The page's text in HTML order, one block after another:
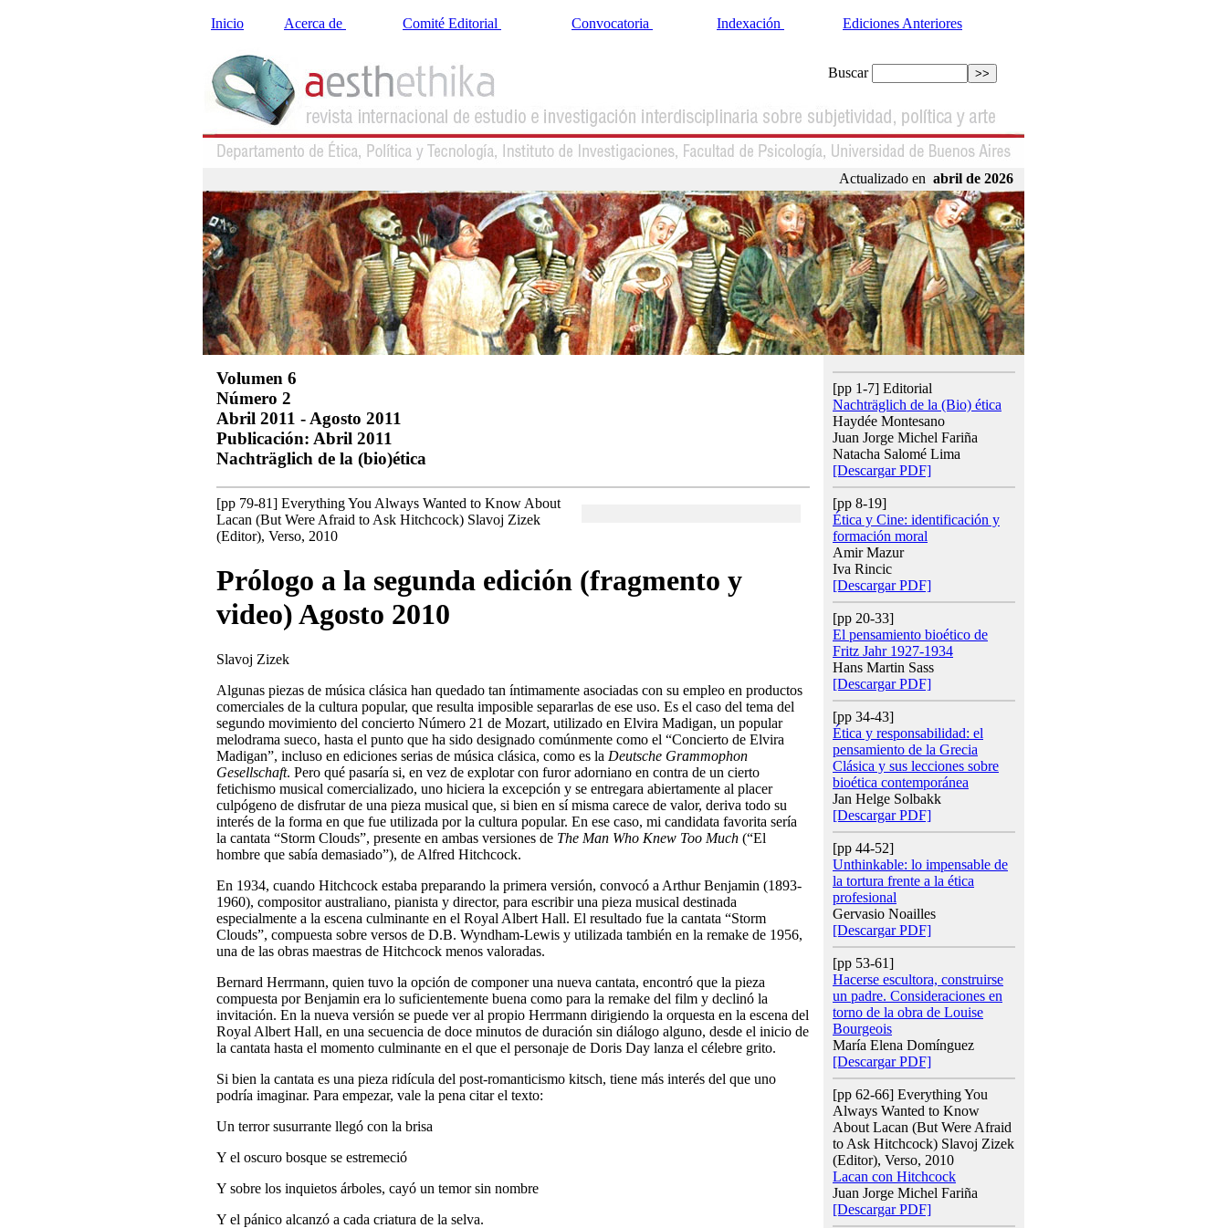
Inicio Acerca de Comité Editorial Convocatoria Indexación Ediciones Anteriores
Buscar
Actualizado en abril de 2026
Volumen 6
Número 2
Abril 2011 - Agosto 2011
Publicación: Abril 2011
Nachträglich de la (bio)ética
[pp 79-81] Everything You Always Wanted to Know About
Lacan (But Were Afraid to Ask Hitchcock) Slavoj Zizek
(Editor), Verso, 2010
Prólogo a la segunda edición (fragmento y
video) Agosto 2010
Slavoj Zizek
Algunas piezas de música clásica han quedado tan íntimamente asociadas con su empleo en productos
comerciales de la cultura popular, que resulta imposible separarlas de ese uso. Es el caso del tema del
segundo movimiento del concierto Número 21 de Mozart, utilizado en Elvira Madigan, un popular
melodrama sueco, hasta el punto que ha sido designado comúnmente como el “Concierto de Elvira
Madigan”, incluso en ediciones serias de música clásica, como es la Deutsche Grammophon
Gesellschaft. Pero qué pasaría si, en vez de explotar con furor adorniano en contra de un cierto
fetichismo musical comercializado, uno hiciera la excepción y se entregara abiertamente al placer
culpógeno de disfrutar de una pieza musical que, si bien en sí misma carece de valor, deriva todo su
interés de la forma en que fue utilizada por la cultura popular. En ese caso, mi candidata favorita sería
la cantata “Storm Clouds”, presente en ambas versiones de The Man Who Knew Too Much (“El
hombre que sabía demasiado”), de Alfred Hitchcock.
En 1934, cuando Hitchcock estaba preparando la primera versión, convocó a Arthur Benjamin (1893-
1960), compositor australiano, pianista y director, para escribir una pieza musical destinada
especialmente a la escena culminante en el Royal Albert Hall. El resultado fue la cantata “Storm
Clouds”, compuesta sobre versos de D.B. Wyndham-Lewis y utilizada también en la remake de 1956,
una de las obras maestras de Hitchcock menos valoradas.
Bernard Herrmann, quien tuvo la opción de componer una nueva cantata, encontró que la pieza
compuesta por Benjamin era lo suficientemente buena como para la remake del film y declinó la
invitación. En la nueva versión se puede ver al propio Herrmann dirigiendo la orquesta en la escena del
Royal Albert Hall, en una secuencia de doce minutos de duración sin diálogo alguno, desde el inicio de
la cantata hasta el momento culminante en el que el personaje de Doris Day lanza el célebre grito.
Si bien la cantata es una pieza ridícula del post-romanticismo kitsch, tiene más interés del que uno
podría imaginar. Para empezar, vale la pena citar el texto:
Un terror susurrante llegó con la brisa
Y el oscuro bosque se estremeció
Y sobre los inquietos árboles, cayó un temor sin nombre
Y el pánico alcanzó a cada criatura de la selva.
[pp 1-7] Editorial
Nachträglich de la (Bio) ética
Haydée Montesano
Juan Jorge Michel Fariña
Natacha Salomé Lima
[Descargar PDF]
[pp 8-19]
Ética y Cine: identificación y
formación moral
Amir Mazur
Iva Rincic
[Descargar PDF]
[pp 20-33]
El pensamiento bioético de
Fritz Jahr 1927-1934
Hans Martin Sass
[Descargar PDF]
[pp 34-43]
Ética y responsabilidad: el
pensamiento de la Grecia
Clásica y sus lecciones sobre
bioética contemporánea
Jan Helge Solbakk
[Descargar PDF]
[pp 44-52]
Unthinkable: lo impensable de
la tortura frente a la ética
profesional
Gervasio Noailles
[Descargar PDF]
[pp 53-61]
Hacerse escultora, construirse
un padre. Consideraciones en
torno de la obra de Louise
Bourgeois
María Elena Domínguez
[Descargar PDF]
[pp 62-66] Everything You
Always Wanted to Know
About Lacan (But Were Afraid
to Ask Hitchcock) Slavoj Zizek
(Editor), Verso, 2010
Lacan con Hitchcock
Juan Jorge Michel Fariña
[Descargar PDF]